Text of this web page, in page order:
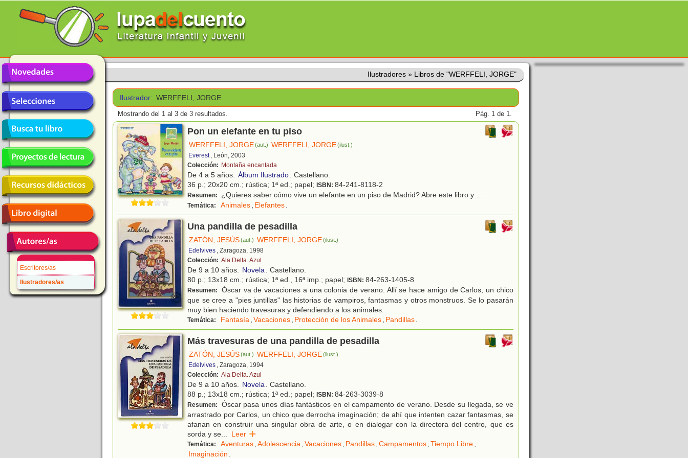
Escritores/as
Ilustradores/as
Ilustradores » Libros de "WERFFELI, JORGE"
Ilustrador: WERFFELI, JORGE
Mostrando del 1 al 3 de 3 resultados. Pág. 1 de 1.
Pon un elefante en tu piso
WERFFELI, JORGE(aut.) WERFFELI, JORGE(ilust.)
Everest , León, 2003
Colección: Montaña encantada
De 4 a 5 años. Álbum Ilustrado. Castellano.
36 p.; 20x20 cm.; rústica; 1ª ed.; papel; ISBN: 84-241-8118-2
Resumen: ¿Quieres saber cómo vive un elefante en un piso de Madrid? Abre este libro y ...
Temática: Animales, Elefantes.
Una pandilla de pesadilla
ZATÓN, JESÚS(aut.) WERFFELI, JORGE(ilust.)
Edelvives , Zaragoza, 1998
Colección: Ala Delta. Azul
De 9 a 10 años. Novela. Castellano.
80 p.; 13x18 cm.; rústica; 1ª ed., 16ª imp.; papel; ISBN: 84-263-1405-8
Resumen:
Óscar va de vacaciones a una colonia de verano. Allí se hace amigo de Carlos, un chico
que se cree a "pies juntillas" las historias de vampiros, fantasmas y otros monstruos. Se lo pasarán
muy bien haciendo travesuras y defendiendo a los animales.
Temática: Fantasía,Vacaciones, Protección de los Animales, Pandillas.
Más travesuras de una pandilla de pesadilla
ZATÓN, JESÚS(aut.) WERFFELI, JORGE(ilust.)
Edelvives , Zaragoza, 1994
Colección: Ala Delta. Azul
De 9 a 10 años. Novela. Castellano.
88 p.; 13x18 cm.; rústica; 1ª ed.; papel; ISBN: 84-263-3039-8
Resumen:
Óscar pasa unos días fantásticos en el campamento de verano. Desde su llegada, se ve
arrastrado por Carlos, un chico que derrocha imaginación; de ahí que intenten cazar fantasmas, se
afanan en construir una singular obra de arte, o en dialogar con la directora del centro, que es
sorda y se... Leer
Temática: Aventuras,Adolescencia,Vacaciones, Pandillas,Campamentos,Tiempo Libre,
Imaginación .